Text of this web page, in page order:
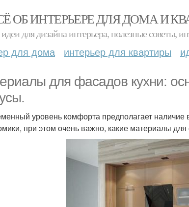
ОБ ИНТЕРЬЕРЕ ДЛЯ ДОМА И
для дизайна интерьера, полезные советы,
для дома интерьер для квартиры
для фасадов кухни:
уровень комфорта предполагает наличие
при этом очень важно, какие материалы